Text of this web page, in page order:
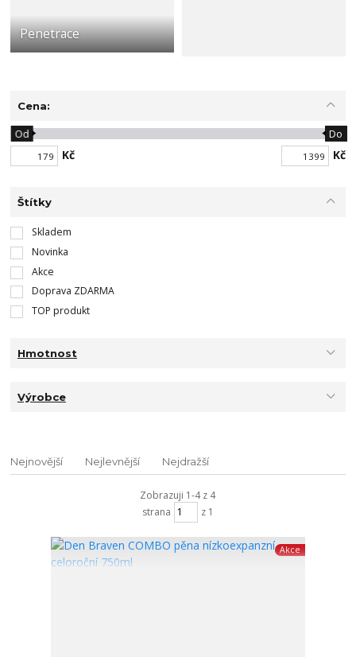
Penetrace
Cena:
Kč
Od Do
Kč
Štítky
Skladem
Novinka
Akce
Doprava ZDARMA
TOP produkt
Hmotnost
Výrobce
Nejnovější Nejlevnější Nejdražší
Zobrazuji 1-4 z 4
strana
z 1
Akce